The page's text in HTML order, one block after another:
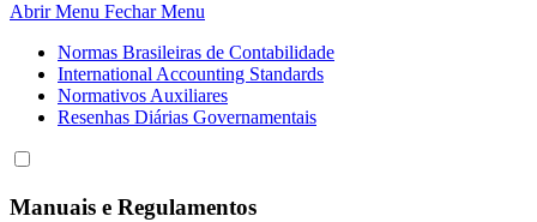
Abrir Menu Fechar Menu
Normas Brasileiras de Contabilidade
International Accounting Standards
Normativos Auxiliares
Resenhas Diárias Governamentais
Manuais e Regulamentos